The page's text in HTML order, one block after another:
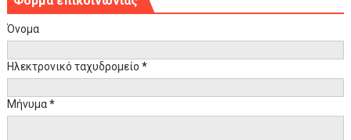
Όνομα
Ηλεκτρονικό ταχυδρομείο *
Μήνυμα*